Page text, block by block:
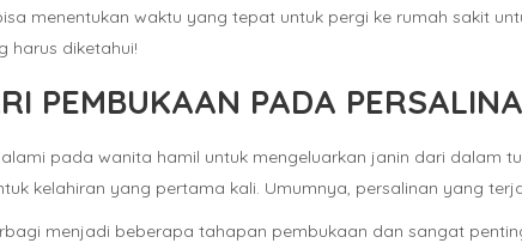
menentukan waktu yang tepat untuk pergi ke rumah sakit
harus diketahui!
PEMBUKAAN PADA
pada wanita hamil untuk mengeluarkan janin dari dalam
kelahiran yang pertama kali. Umumnya, persalinan yang
menjadi beberapa tahapan pembukaan dan sangat